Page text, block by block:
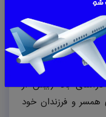
اعتبار دارد و تا زمانی
است.
Family Joining
):
بالا (بیش از
همسر و فرزندان خود